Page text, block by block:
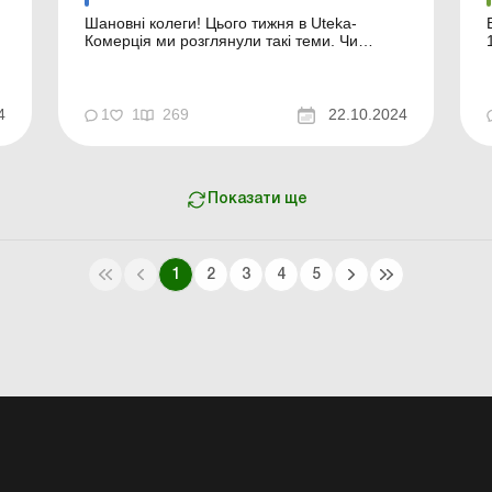
Шановні колеги! Цього тижня в Uteka-
Комерція ми розглянули такі теми. Чи
підприємства щорічно проходять
обов’язкові профілактичні медогляди
1 1 269 22.10.2024
Показати ще
1 2 3 4 5